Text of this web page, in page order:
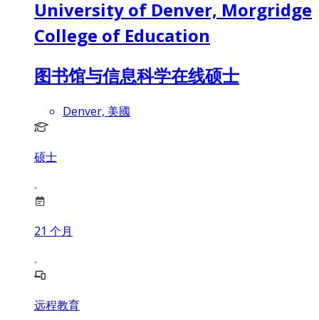
University of Denver, Morgridge
College of Education
图书馆与信息科学在线硕士
Denver, 美國
硕士
21 个月
远程教育